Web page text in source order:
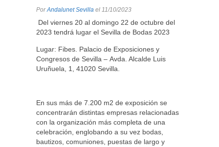
PorAndalunet Sevilla el 11/10/2023
Del viernes 20 al domingo 22 de octubre del
2023 tendrá lugar el Sevilla de Bodas 2023
Lugar: Fibes. Palacio de Exposiciones y
Congresos de Sevilla – Avda. Alcalde Luis
Uruñuela, 1, 41020 Sevilla.
En sus más de 7.200 m2 de exposición se
concentrarán distintas empresas relacionadas
con la organización más completa de una
celebración, englobando a su vez bodas,
bautizos, comuniones, puestas de largo y